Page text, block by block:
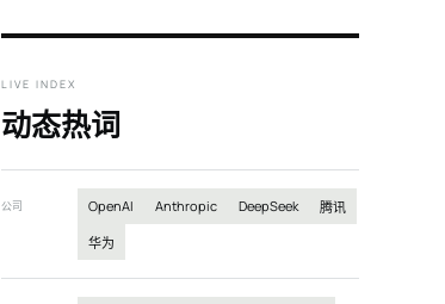
LIVE INDEX
动态热词
公司 OpenAI Anthropic DeepSeek
腾讯
华为